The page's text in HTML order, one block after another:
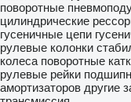
поворотные
цилиндрические
гусеничные цепи
рулевые колонки
колеса поворотные
рулевые рейки
амортизаторов другие